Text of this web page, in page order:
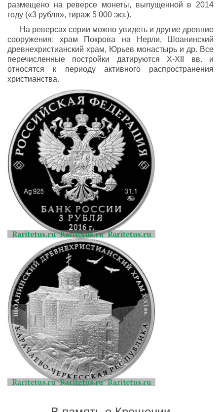
размещено на реверсе монеты, выпущенной в 2014
году («3 рубля», тираж 5 000 экз.).
На реверсах серии можно увидеть и другие древние
сооружения: храм Покрова на Нерли, Шоанинский
древнехристианский храм, Юрьев монастырь и др. Все
перечисленные постройки датируются X-XII вв. и
относятся к периоду активного распространения
христианства.